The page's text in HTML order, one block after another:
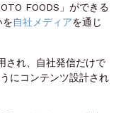
FOODS」ができる
を自社メディアを通じ
され、自社発信だけで
にコンテンツ設計され